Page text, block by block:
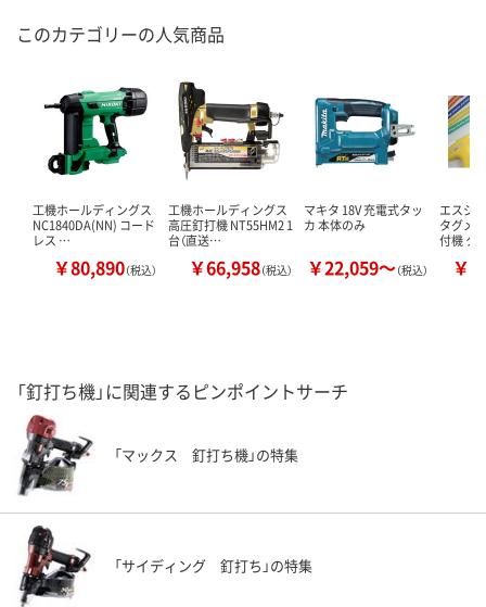
このカテゴリーの人気商品
工機ホールディングス
NC1840DA(NN) コード
レス …
￥80,890（税込）
工機ホールディングス
高圧釘打機 NT55HM2 1
台（直送…
￥66,958（税込）
マキタ 18V 充電式タッ
カ 本体のみ
￥22,059～（税込）
エスジ
タグメ
付機 タ
￥
「釘打ち機」に関連するピンポイントサーチ
「マックス 釘打ち機」の特集
「サイディング 釘打ち」の特集